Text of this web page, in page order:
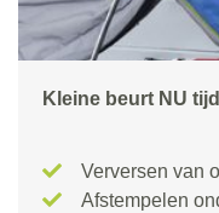
Kleine beurt NU
Verversen van
Afstempelen